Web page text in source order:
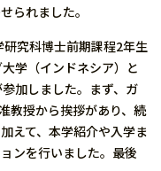
られました。
究科博士前期課程2年生
学（インドネシア）と
加しました。まず、ガ
教授から挨拶があり、続
えて、本学紹介や入学ま
ンを行いました。最後